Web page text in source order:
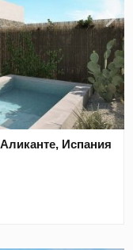
Испания